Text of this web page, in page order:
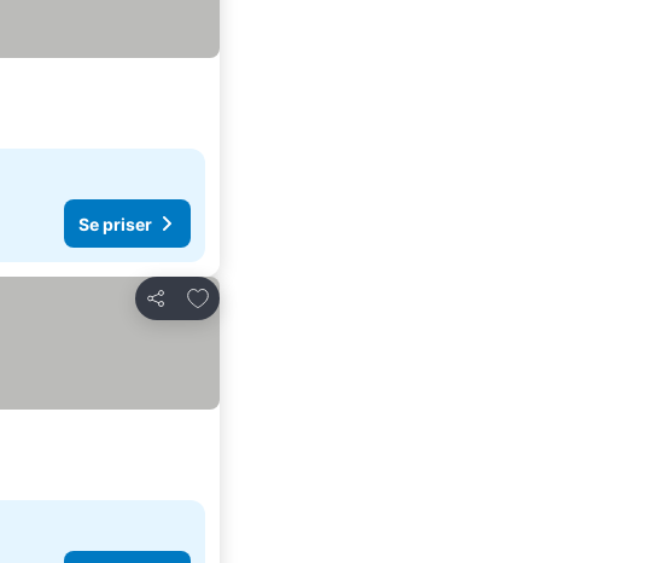
Se priser
Dela
Lägg till i Mina Favoriter